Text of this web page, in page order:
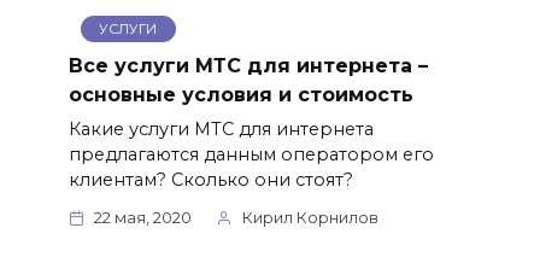
УСЛУГИ
Все услуги МТС для интернета –
основные условия и стоимость
Какие услуги МТС для интернета
предлагаются данным оператором его
клиентам? Сколько они стоят?
22 мая, 2020 Кирил Корнилов